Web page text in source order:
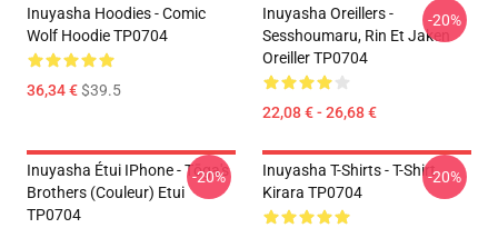
Inuyasha Hoodies - Comic
Wolf Hoodie TP0704
36,34 €$39.5
Inuyasha Oreillers -
Sesshoumaru, Rin Et Jaken
Oreiller TP0704
22,08 € - 26,68 €
-20%
Inuyasha Étui IPhone - Tōga's
Brothers (couleur) Etui
TP0704
-20%
Inuyasha T-Shirts - T-Shirt
Kirara TP0704
-20%